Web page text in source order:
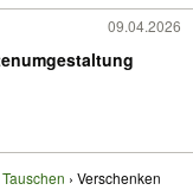
09.04.2026
Verschenken